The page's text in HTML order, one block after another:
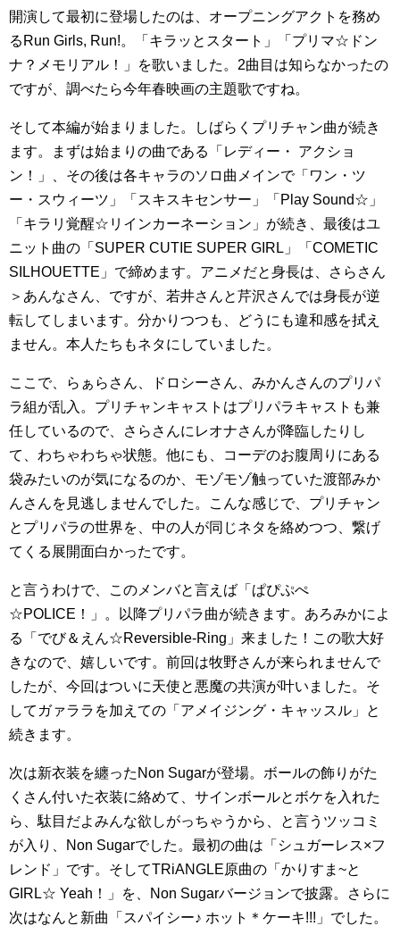
開演して最初に登場したのは、オープニングアクトを務め
るRun Girls, Run!。「キラッとスタート」「プリマ☆ドン
ナ？メモリアル！」を歌いました。2曲目は知らなかったの
ですが、調べたら今年春映画の主題歌ですね。
そして本編が始まりました。しばらくプリチャン曲が続き
ます。まずは始まりの曲である「レディー・ アクショ
ン！」、その後は各キャラのソロ曲メインで「ワン・ツ
ー・スウィーツ」「スキスキセンサー」「Play Sound☆」
「キラリ覚醒☆リインカーネーション」が続き、最後はユ
ニット曲の「SUPER CUTIE SUPER GIRL」「COMETIC
SILHOUETTE」で締めます。アニメだと身長は、さらさん
＞あんなさん、ですが、若井さんと芹沢さんでは身長が逆
転してしまいます。分かりつつも、どうにも違和感を拭え
ません。本人たちもネタにしていました。
ここで、らぁらさん、ドロシーさん、みかんさんのプリパ
ラ組が乱入。プリチャンキャストはプリパラキャストも兼
任しているので、さらさんにレオナさんが降臨したりし
て、わちゃわちゃ状態。他にも、コーデのお腹周りにある
袋みたいのが気になるのか、モゾモゾ触っていた渡部みか
んさんを見逃しませんでした。こんな感じで、プリチャン
とプリパラの世界を、中の人が同じネタを絡めつつ、繋げ
てくる展開面白かったです。
と言うわけで、このメンバと言えば「ぱぴぷぺ
☆POLICE！」。以降プリパラ曲が続きます。あろみかによ
る「でび＆えん☆Reversible-Ring」来ました！この歌大好
きなので、嬉しいです。前回は牧野さんが来られませんで
したが、今回はついに天使と悪魔の共演が叶いました。そ
してガァララを加えての「アメイジング・キャッスル」と
続きます。
次は新衣装を纏ったNon Sugarが登場。ボールの飾りがた
くさん付いた衣装に絡めて、サインボールとボケを入れた
ら、駄目だよみんな欲しがっちゃうから、と言うツッコミ
が入り、Non Sugarでした。最初の曲は「シュガーレス×フ
レンド」です。そしてTRiANGLE原曲の「かりすま~と
GIRL☆ Yeah！」を、Non Sugarバージョンで披露。さらに
次はなんと新曲「スパイシー♪ ホット＊ケーキ!!!」でした。